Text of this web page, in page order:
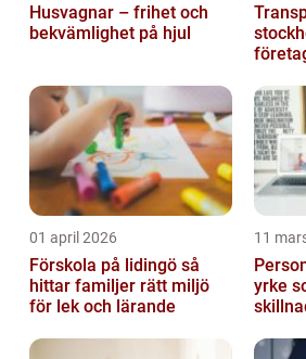
Husvagnar – frihet och
bekvämlighet på hjul
stockholm
01 april 2026
Förskola på lidingö så
hittar familjer rätt miljö
för lek och lärande
11
yrke